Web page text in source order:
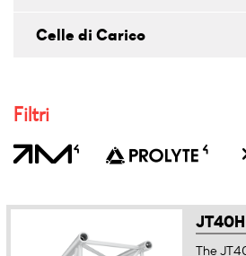
Celle di Carico
Filtri
The